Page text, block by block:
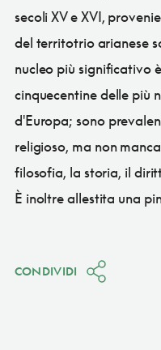
secoli XV e XVI,
del territotrio arianese
nucleo più significativo
cinquecentine delle più
d'Europa; sono
religioso, ma non
filosofia, la storia, il
È inoltre allestita una
CONDIVIDI